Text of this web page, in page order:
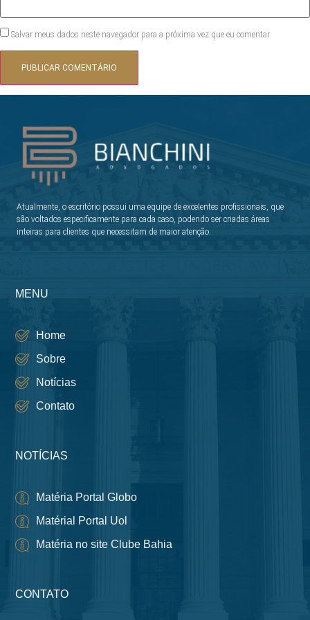
Salvar meus dados neste navegador para a próxima vez que eu comentar.
Atualmente, o escritório possui uma equipe de excelentes profissionais, que
são voltados especificamente para cada caso, podendo ser criadas áreas
inteiras para clientes que necessitam de maior atenção.
MENU
Home
Sobre
Notícias
Contato
NOTÍCIAS
Matéria Portal Globo
Matérial Portal Uol
Matéria no site Clube Bahia
CONTATO